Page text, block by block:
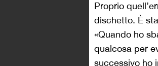
Proprio
dischetto. È
«Quando ho
qualcosa per
successivo ho